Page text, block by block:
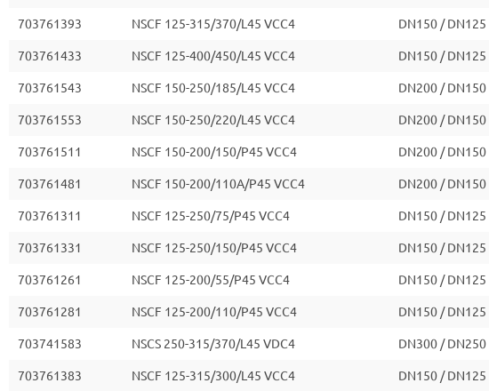
703761393 NSCF 125-315/370/L45 VCC4 DN150 / DN125
703761433 NSCF 125-400/450/L45 VCC4 DN150 / DN125
703761543 NSCF 150-250/185/L45 VCC4 DN200 / DN150
703761553 NSCF 150-250/220/L45 VCC4 DN200 / DN150
703761511 NSCF 150-200/150/P45 VCC4 DN200 / DN150
703761481 NSCF 150-200/110A/P45 VCC4 DN200 / DN150
703761311 NSCF 125-250/75/P45 VCC4 DN150 / DN125
703761331 NSCF 125-250/150/P45 VCC4 DN150 / DN125
703761261 NSCF 125-200/55/P45 VCC4 DN150 / DN125
703761281 NSCF 125-200/110/P45 VCC4 DN150 / DN125
703741583 NSCS 250-315/370/L45 VDC4 DN300 / DN250
703761383 NSCF 125-315/300/L45 VCC4 DN150 / DN125